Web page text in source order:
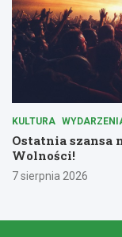
KULTURA
Ostatnia szansa
Wolności!
7 sierpnia 2026